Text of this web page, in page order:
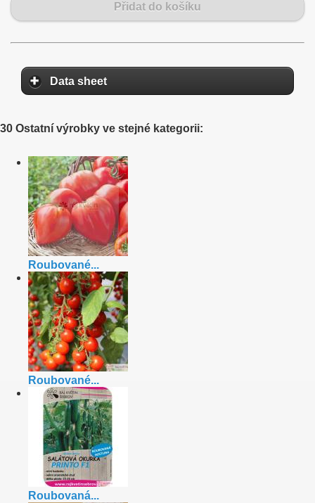
Přidat do košíku
Data sheet
30 Ostatní výrobky ve stejné kategorii:
Roubované...
Roubované...
Roubovaná...